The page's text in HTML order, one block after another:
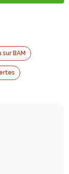
sur BAM